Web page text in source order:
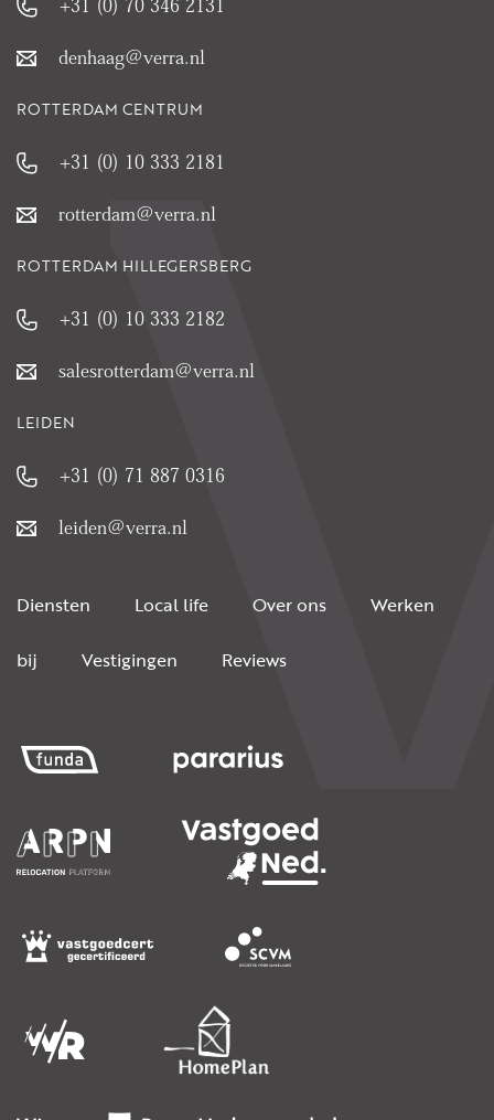
+31 (0) 70 346 2131
denhaag@verra.nl
ROTTERDAM CENTRUM
+31 (0) 10 333 2181
rotterdam@verra.nl
ROTTERDAM HILLEGERSBERG
+31 (0) 10 333 2182
salesrotterdam@verra.nl
LEIDEN
+31 (0) 71 887 0316
leiden@verra.nl
Diensten Local life Over ons Werken
bij Vestigingen Reviews